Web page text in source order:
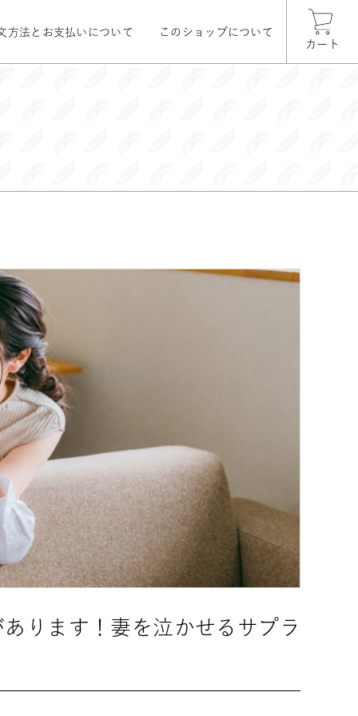
方法とお支払いについて
このショップについて
カート
ります！妻を泣かせるサプラ